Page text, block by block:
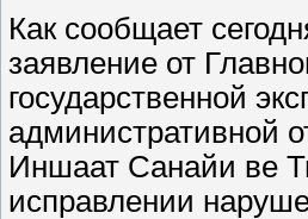
Как сообщает
заявление от
государственной
административной
Иншаат Санайи ве
исправлении